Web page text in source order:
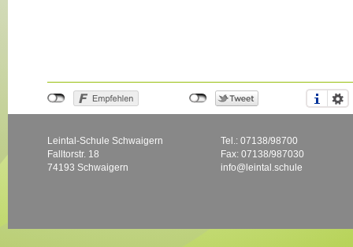
Leintal-Schule Schwaigern
Falltorstr. 18
74193 Schwaigern
Tel.: 07138/98700
Fax: 07138/987030
info@leintal.schule